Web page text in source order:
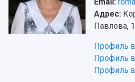
Адрес:
Павлова, 1
Профиль
Профиль
Профиль